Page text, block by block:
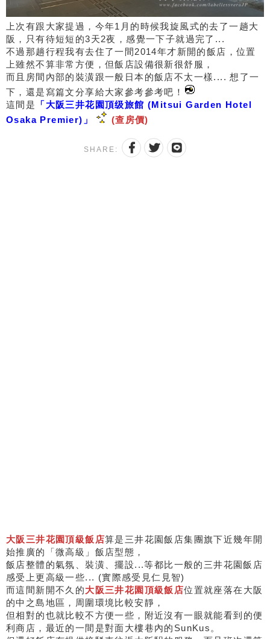
上次有跟大家提過，今年1月的時候我旋風式的去了一趟大
阪，只有待短短的3天2夜，感覺一下子就過完了...
不過那趟行程我有去住了一間2014年才新開的飯店，位置
上雖然不算非常方便，但飯店設備很新很舒服，
而且房間內部的裝潢跟一般日本的飯店不太一樣.... 想了一
下，還是寫篇文分享給大家參考參考吧！
這間是
「大阪三井花園頂级旅館 (Mitsui Garden Hotel
Osaka Premier)」
(查房價)
SHARE:
大阪三井花園頂級飯店算是三井花園飯店集團旗下近幾年開
始推廣的「微高級」飯店型態，
飯店整體的氣氛、裝潢、擺設...等都比一般的三井花園飯店
感受上更高級一些... (實際感受見仁見智)
而這間新開不久的大阪三井花園頂級飯店位置就座落在大阪
的中之島地區，周圍環境比較安靜，
但相對的也就比較不方便一些，附近沒有一眼就能看到的便
利商店，最近的一間是對面大樓巷內的SunKus。